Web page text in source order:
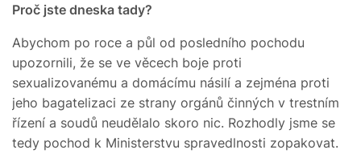
Proč jste dneska tady?
Abychom po roce a půl od posledního pochodu
upozornili, že se ve věcech boje proti
sexualizovanému a domácímu násilí a zejména proti
jeho bagatelizaci ze strany orgánů činných v trestním
řízení a soudů neudělalo skoro nic. Rozhodly jsme se
tedy pochod k Ministerstvu spravedlnosti zopakovat.